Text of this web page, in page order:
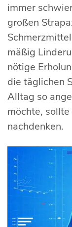
immer
großen
mäßig
nötige
die täglichen
Alltag so
möchte,
nachdenken.